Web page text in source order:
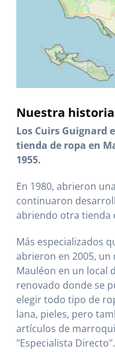
Nuestra historia
Los Cuirs Guignard
tienda de ropa en
1955.
En 1980, abrieron
continuaron
abriendo otra tienda
Más especializados
abrieron en 2005,
Mauléon en un local
renovado donde se
elegir todo tipo de
lana, pieles, pero
artículos de
"Especialista Directo".